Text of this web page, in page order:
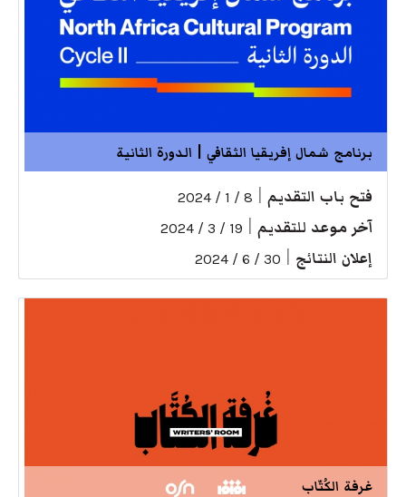
برنامج شمال إفريقيا الثقافي | الدورة الثانية
فتح باب التقديم 8 / 1 / 2024
آخر موعد للتقديم 19 / 3 / 2024
إعلان النتائج 30 / 6 / 2024
غرفة الكُتّاب